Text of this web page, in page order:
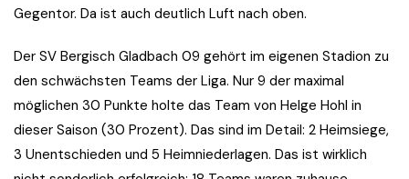
Gegentor. Da ist auch deutlich Luft nach oben.
Der SV Bergisch Gladbach 09 gehört im eigenen Stadion zu
den schwächsten Teams der Liga. Nur 9 der maximal
möglichen 30 Punkte holte das Team von Helge Hohl in
dieser Saison (30 Prozent). Das sind im Detail: 2 Heimsiege,
3 Unentschieden und 5 Heimniederlagen. Das ist wirklich